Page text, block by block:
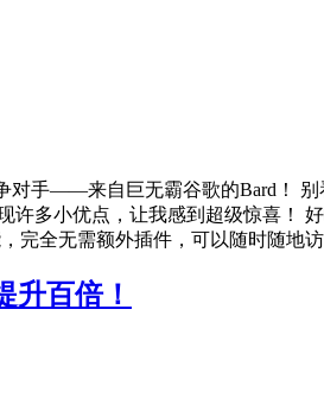
对手——来自巨无霸谷歌的Bard！
多小优点，让我感到超级惊喜！
完全无需额外插件，可以随时随地
升百倍！